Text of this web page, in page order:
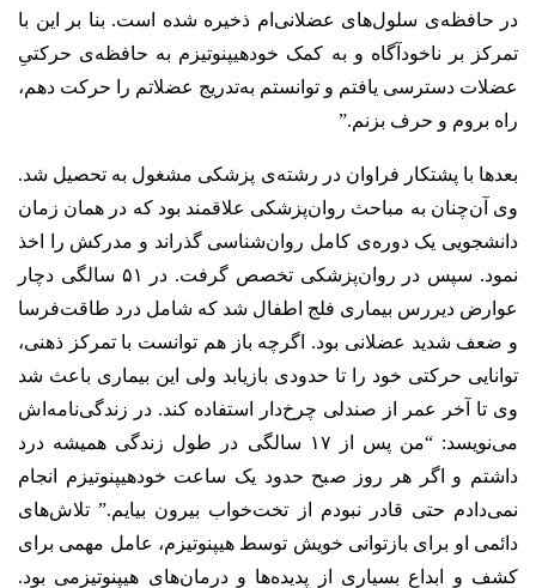
در حافظه‌ی سلول‌های عضلانی‌ام ذخیره شده است. بنا بر این با
تمرکز بر ناخودآگاه و به کمک خودهیپنوتیزم به حافظه‌ی حرکتیِ
عضلات دسترسی یافتم و توانستم به‌تدریج عضلاتم را حرکت دهم،
راه بروم و حرف بزنم.”
بعدها با پشتکار فراوان در رشته‌ی پزشکی مشغول به تحصیل شد.
وی آن‌چنان به مباحث روان‌پزشکی علاقمند بود که در همان زمان
دانشجویی یک دوره‌ی کامل روان‌شناسی گذراند و مدرکش را اخذ
نمود. سپس در روان‌پزشکی تخصص گرفت. در ۵۱ سالگی دچار
عوارض دیررس بیماری فلج اطفال شد که شامل درد طاقت‌فرسا
و ضعف شدید عضلانی بود. اگرچه باز هم توانست با تمرکز ذهنی،
توانایی حرکتی خود را تا حدودی بازیابد ولی این بیماری باعث شد
وی تا آخر عمر از صندلی چرخ‌دار استفاده کند. در زندگی‌نامه‌اش
می‌نویسد: “من پس از ۱۷ سالگی در طول زندگی همیشه درد
داشتم و اگر هر روز صبح حدود یک ساعت خودهیپنوتیزم انجام
نمی‌دادم حتی قادر نبودم از تخت‌خواب بیرون بیایم.” تلاش‌های
دائمی او برای بازتوانی خویش توسط هیپنوتیزم، عامل مهمی برای
کشف و ابداع بسیاری از پدیده‌ها و درمان‌های هیپنوتیزمی بود.